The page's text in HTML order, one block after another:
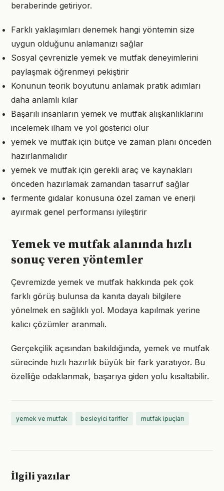
beraberinde getiriyor.
Farklı yaklaşımları denemek hangi yöntemin size
uygun olduğunu anlamanızı sağlar
Sosyal çevrenizle yemek ve mutfak deneyimlerini
paylaşmak öğrenmeyi pekiştirir
Konunun teorik boyutunu anlamak pratik adımları
daha anlamlı kılar
Başarılı insanların yemek ve mutfak alışkanlıklarını
incelemek ilham ve yol gösterici olur
yemek ve mutfak için bütçe ve zaman planı önceden
hazırlanmalıdır
yemek ve mutfak için gerekli araç ve kaynakları
önceden hazırlamak zamandan tasarruf sağlar
fermente gıdalar konusuna özel zaman ve enerji
ayırmak genel performansı iyileştirir
Yemek ve mutfak alanında hızlı
sonuç veren yöntemler
Çevremizde yemek ve mutfak hakkında pek çok
farklı görüş bulunsa da kanıta dayalı bilgilere
yönelmek en sağlıklı yol. Modaya kapılmak yerine
kalıcı çözümler aranmalı.
Gerçekçilik açısından bakıldığında, yemek ve mutfak
sürecinde hızlı hazırlık büyük bir fark yaratıyor. Bu
özelliğe odaklanmak, başarıya giden yolu kısaltabilir.
yemek ve mutfak besleyici tarifler mutfak ipuçları
İlgili yazılar